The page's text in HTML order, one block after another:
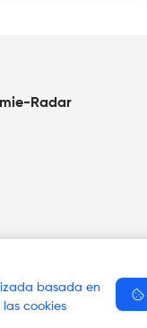
basada en
cookies
Radar